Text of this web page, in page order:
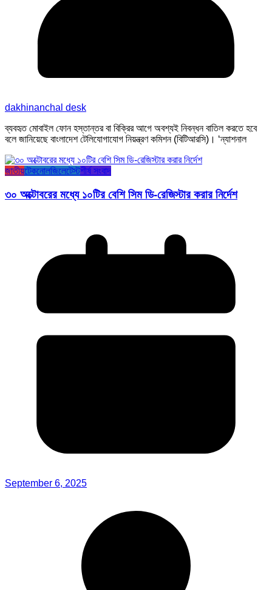
dakhinanchal desk
ব্যবহৃত মোবাইল ফোন হস্তান্তর বা বিক্রির আগে অবশ্যই নিবন্ধন বাতিল করতে হবে
বলে জানিয়েছে বাংলাদেশ টেলিযোগাযোগ নিয়ন্ত্রণ কমিশন (বিটিআরসি)। ‘ন্যাশনাল
জাতীয়টেকনোলজিলেটেস্টশীর্ষ সংবাদ
৩০ অক্টোবরের মধ্যে ১০টির বেশি সিম ডি-রেজিস্টার করার নির্দেশ
September 6, 2025